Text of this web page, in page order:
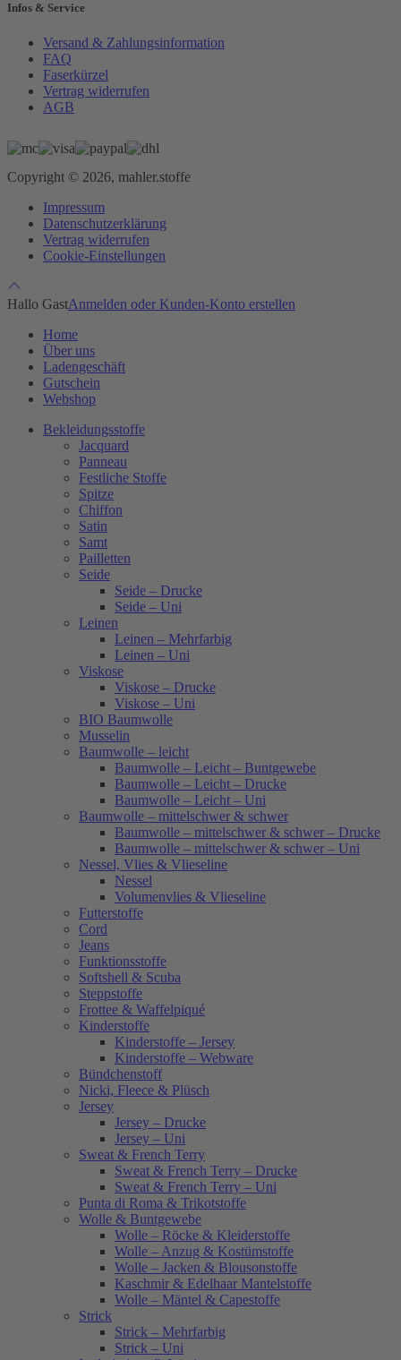
Infos & Service
Versand & Zahlungsinformation
FAQ
Faserkürzel
Vertrag widerrufen
AGB
Copyright © 2026, mahler.stoffe
Impressum
Datenschutzerklärung
Vertrag widerrufen
Cookie-Einstellungen
Hallo GastAnmelden oder Kunden-Konto erstellen
Home
Über uns
Ladengeschäft
Gutschein
Webshop
Bekleidungsstoffe
Jacquard
Panneau
Festliche Stoffe
Spitze
Chiffon
Satin
Samt
Pailletten
Seide
Seide – Drucke
Seide – Uni
Leinen
Leinen – Mehrfarbig
Leinen – Uni
Viskose
Viskose – Drucke
Viskose – Uni
BIO Baumwolle
Musselin
Baumwolle – leicht
Baumwolle – Leicht – Buntgewebe
Baumwolle – Leicht – Drucke
Baumwolle – Leicht – Uni
Baumwolle – mittelschwer & schwer
Baumwolle – mittelschwer & schwer – Drucke
Baumwolle – mittelschwer & schwer – Uni
Nessel, Vlies & Vlieseline
Nessel
Volumenvlies & Vlieseline
Futterstoffe
Cord
Jeans
Funktionsstoffe
Softshell & Scuba
Steppstoffe
Frottee & Waffelpiqué
Kinderstoffe
Kinderstoffe – Jersey
Kinderstoffe – Webware
Bündchenstoff
Nicki, Fleece & Plüsch
Jersey
Jersey – Drucke
Jersey – Uni
Sweat & French Terry
Sweat & French Terry – Drucke
Sweat & French Terry – Uni
Punta di Roma & Trikotstoffe
Wolle & Buntgewebe
Wolle – Röcke & Kleiderstoffe
Wolle – Anzug & Kostümstoffe
Wolle – Jacken & Blousonstoffe
Kaschmir & Edelhaar Mantelstoffe
Wolle – Mäntel & Capestoffe
Strick
Strick – Mehrfarbig
Strick – Uni